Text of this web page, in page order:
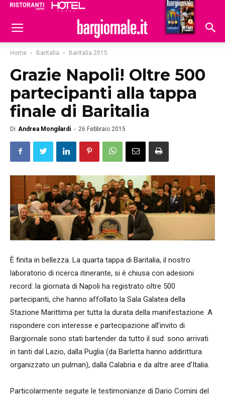
Hoteldomani
Home Baritalia Baritalia 2015
Grazie Napoli! Oltre 500
partecipanti alla tappa
finale di Baritalia
Di Andrea Mongilardi - 26 Febbraio 2015
È finita in bellezza. La quarta tappa di Baritalia, il nostro
laboratorio di ricerca itinerante, si è chiusa con adesioni
record: la giornata di Napoli ha registrato oltre 500
partecipanti, che hanno affollato la Sala Galatea della
Stazione Marittima per tutta la durata della manifestazione. A
rispondere con interesse e partecipazione all’invito di
Bargiornale sono stati bartender da tutto il sud: sono arrivati
in tanti dal Lazio, dalla Puglia (da Barletta hanno addirittura
organizzato un pulman), dalla Calabria e da altre aree d’Italia.
Particolarmente seguite le testimonianze di Dario Comini del